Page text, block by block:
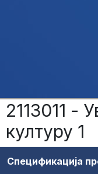
2113011 -
културу 1
Спецификација